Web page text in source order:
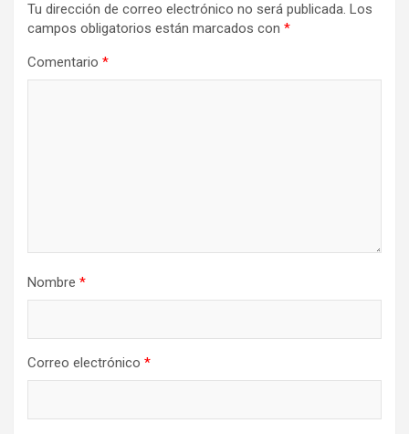
Tu dirección de correo electrónico no será publicada. Los
campos obligatorios están marcados con *
Comentario *
Nombre *
Correo electrónico *